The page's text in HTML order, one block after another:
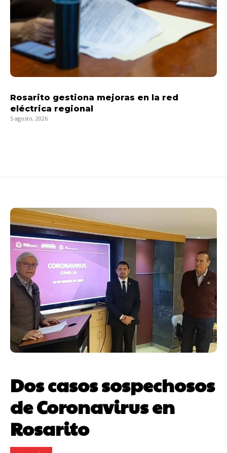
Rosarito gestiona mejoras en la red
eléctrica regional
5 agosto, 2026
Dos casos sospechosos
de Coronavirus en
Rosarito